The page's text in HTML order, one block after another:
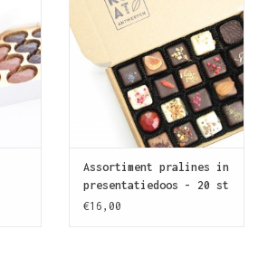
Assortiment pralines in
presentatiedoos - 20 st
€16,00